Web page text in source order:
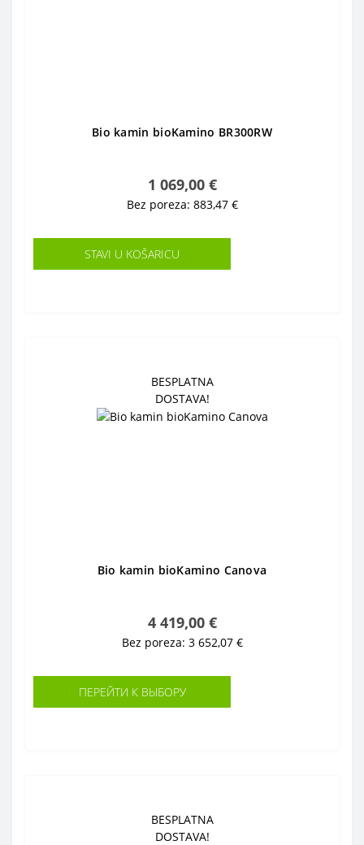
Bio kamin bioKamino BR300RW
1 069,00 €
Bez poreza: 883,47 €
STAVI U KOŠARICU
BESPLATNA
DOSTAVA!
Bio kamin bioKamino Canova
4 419,00 €
Bez poreza: 3 652,07 €
ПЕРЕЙТИ К ВЫБОРУ
BESPLATNA
DOSTAVA!